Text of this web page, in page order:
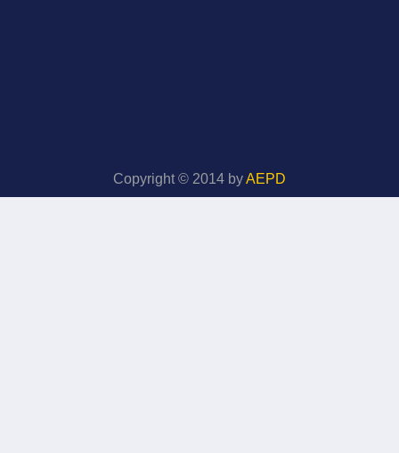
Copyright © 2014 byAEPD